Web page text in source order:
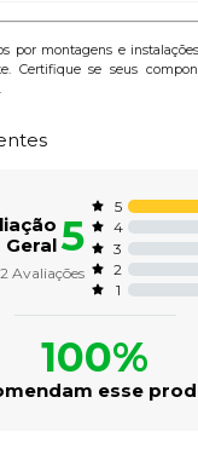
por montagens e
Certifique se seus
Geral5
2 Avaliações
5
4
3
2
1
100%
esse